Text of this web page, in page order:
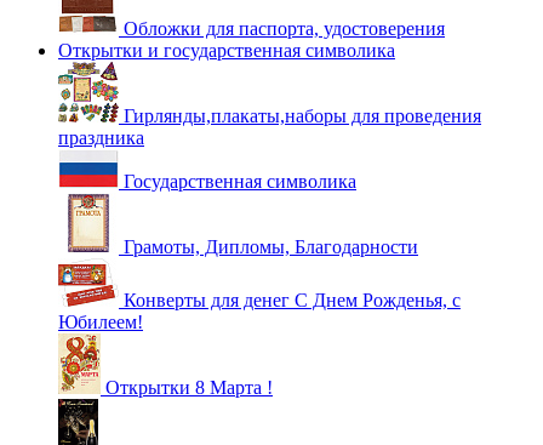
Обложки для паспорта, удостоверения
Открытки и государственная символика
Гирлянды,плакаты,наборы для проведения
праздника
Государственная символика
Грамоты, Дипломы, Благодарности
Конверты для денег С Днем Рожденья, с
Юбилеем!
Открытки 8 Марта !